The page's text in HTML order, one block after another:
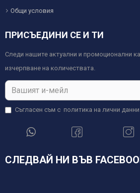
Общи условия
ПРИСЪЕДИНИ СЕ И ТИ
Следи нашите актуални и промоционални
изчерпване на количествата.
Съгласен съм с политика на лични данни
СЛЕДВАЙ НИ ВЪВ